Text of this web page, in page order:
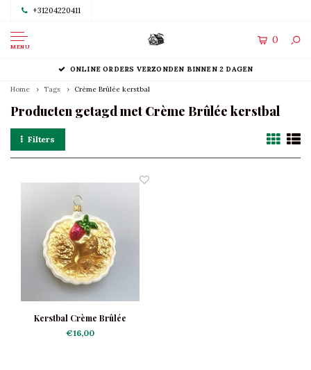
+31204220411
MENU
0
ONLINE ORDERS VERZONDEN BINNEN 2 DAGEN
Home Tags Crème Brûlée kerstbal
Producten getagd met Crème Brûlée kerstbal
Filters
Kerstbal Crème Brûlée
€16,00